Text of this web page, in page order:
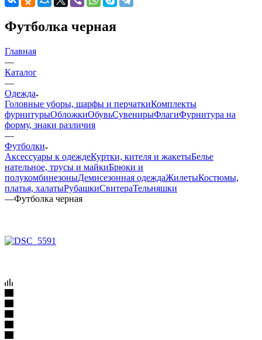
Футболка черная
Главная
—
Каталог
—
Одежда
Головные уборы, шарфы и перчаткиКомплекты
фурнитурыОбложкиОбувьСувенирыФлагиФурнитура на
форму, знаки различия
—
Футболки
Аксессуары к одеждеКуртки, кителя и жакетыБелье
нательное, трусы и майкиБрюки и
полукомбинезоныДемисезонная одеждаЖилетыКостюмы,
платья, халатыРубашкиСвитераТельняшки
—Футболка черная